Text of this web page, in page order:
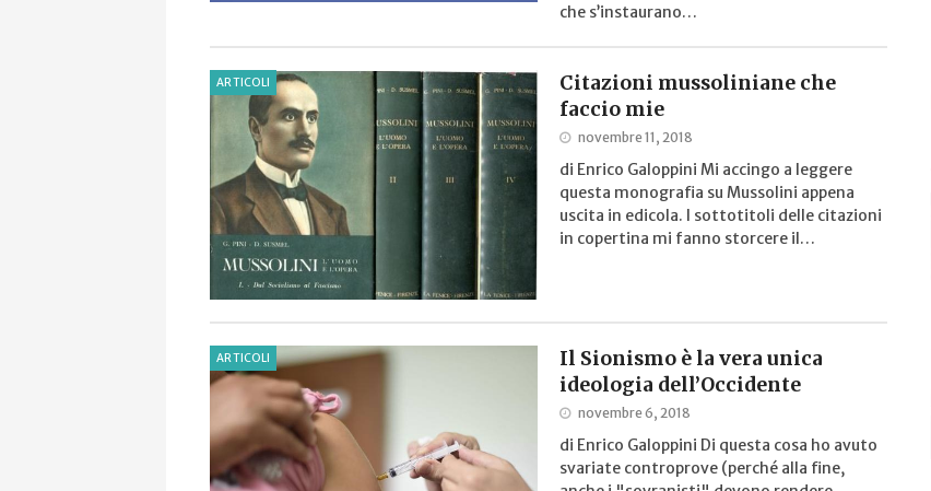
che s’instaurano…
ARTICOLI
Citazioni mussoliniane che
faccio mie
novembre 11, 2018
di Enrico Galoppini Mi accingo a leggere
questa monografia su Mussolini appena
uscita in edicola. I sottotitoli delle citazioni
in copertina mi fanno storcere il…
ARTICOLI
Il Sionismo è la vera unica
ideologia dell’Occidente
novembre 6, 2018
di Enrico Galoppini Di questa cosa ho avuto
svariate controprove (perché alla fine,